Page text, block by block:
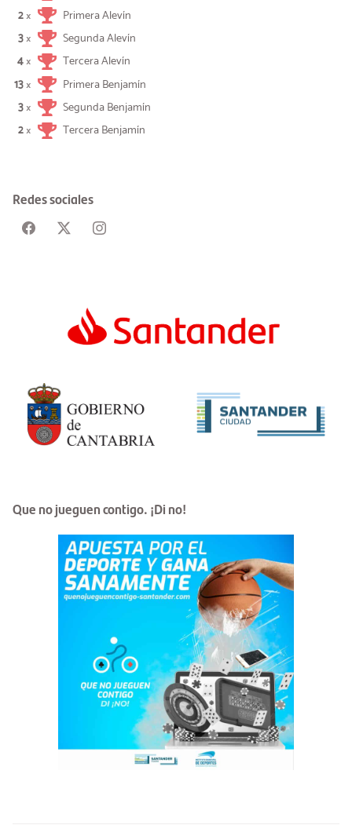
2×
Primera Alevín
3×
Segunda Alevín
4×
Tercera Alevín
13×
Primera Benjamín
3×
Segunda Benjamín
2× Tercera Benjamín
Redes sociales
Que no jueguen contigo. ¡Di no!